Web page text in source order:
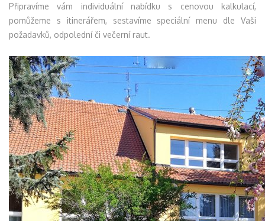
Připravíme vám individuální nabídku s cenovou kalkulací,
pomůžeme s itinerářem, sestavíme speciální menu dle Vaši
požadavků, odpolední či večerní raut.